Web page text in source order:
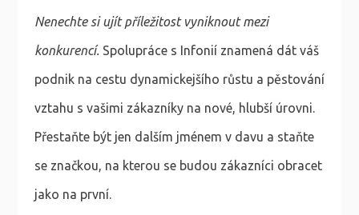
Nenechte si ujít příležitost vyniknout mezi
konkurencí. Spolupráce s Infonií znamená dát váš
podnik na cestu dynamickejšího růstu a pěstování
vztahu s vašimi zákazníky na nové, hlubší úrovni.
Přestaňte být jen dalším jménem v davu a staňte
se značkou, na kterou se budou zákazníci obracet
jako na první.